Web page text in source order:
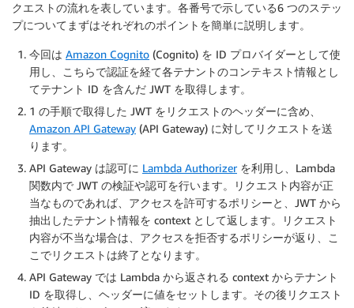
クエストの流れを表しています。各番号で示している6 つのステッ
プについてまずはそれぞれのポイントを簡単に説明します。
今回は Amazon Cognito (Cognito) を ID プロバイダーとして使
用し、こちらで認証を経て各テナントのコンテキスト情報とし
てテナント ID を含んだ JWT を取得します。
1 の手順で取得した JWT をリクエストのヘッダーに含め、
Amazon API Gateway (API Gateway) に対してリクエストを送
ります。
API Gateway は認可に Lambda Authorizerを利用し、Lambda
関数内で JWT の検証や認可を行います。リクエスト内容が正
当なものであれば、アクセスを許可するポリシーと、JWT から
抽出したテナント情報を context として返します。リクエスト
内容が不当な場合は、アクセスを拒否するポリシーが返り、こ
こでリクエストは終了となります。
API Gateway では Lambda から返される context からテナント
ID を取得し、ヘッダーに値をセットします。その後リクエスト